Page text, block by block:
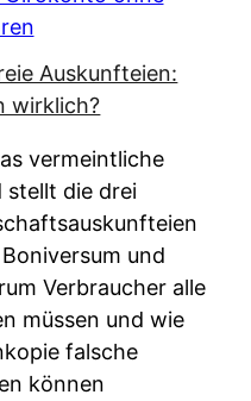
vermeintliche
stellt die drei
und
Verbraucher alle
müssen und wie
falsche
können